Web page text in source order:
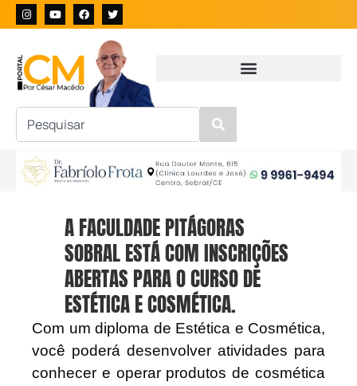
A FACULDADE PITÁGORAS
SOBRAL ESTÁ COM INSCRIÇÕES
ABERTAS PARA O CURSO DE
ESTÉTICA E COSMÉTICA.
Com um diploma de Estética e Cosmética,
você poderá desenvolver atividades para
conhecer e operar produtos de cosmética